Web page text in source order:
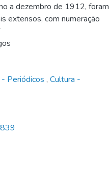
a dezembro de 1912, foram
extensos, com numeração
Periódicos , Cultura -